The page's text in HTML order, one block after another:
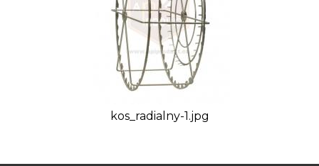
kos_radialny-1.jpg